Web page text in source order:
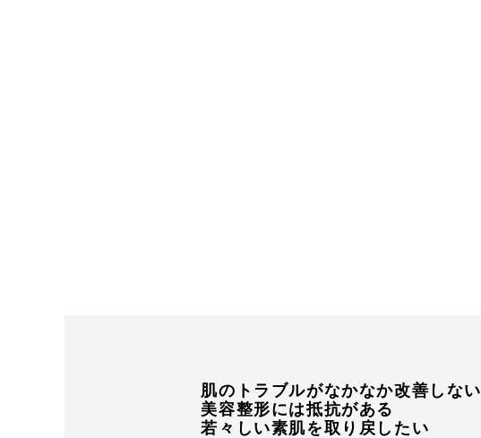
肌のトラブルがなかなか改善しない
美容整形には抵抗がある
若々しい素肌を取り戻したい